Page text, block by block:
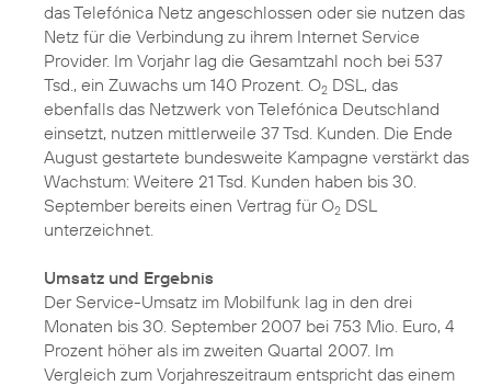
das Telefónica Netz angeschlossen oder sie nutzen das
Netz für die Verbindung zu ihrem Internet Service
Provider. Im Vorjahr lag die Gesamtzahl noch bei 537
Tsd., ein Zuwachs um 140 Prozent. O2 DSL, das
ebenfalls das Netzwerk von Telefónica Deutschland
einsetzt, nutzen mittlerweile 37 Tsd. Kunden. Die Ende
August gestartete bundesweite Kampagne verstärkt das
Wachstum: Weitere 21 Tsd. Kunden haben bis 30.
September bereits einen Vertrag für O2 DSL
unterzeichnet.
Umsatz und Ergebnis
Der Service-Umsatz im Mobilfunk lag in den drei
Monaten bis 30. September 2007 bei 753 Mio. Euro, 4
Prozent höher als im zweiten Quartal 2007. Im
Vergleich zum Vorjahreszeitraum entspricht das einem